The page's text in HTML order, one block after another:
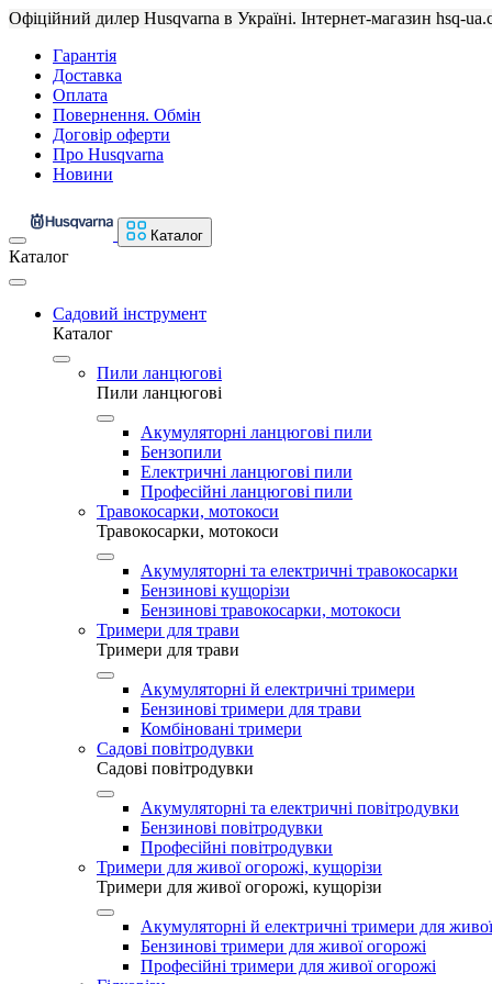
Офіційний дилер Husqvarna в Україні. Інтернет-магазин hsq-
Гарантія
Доставка
Оплата
Повернення. Обмін
Договір оферти
Про Husqvarna
Новини
Каталог
Каталог
Садовий інструмент
Каталог
Пили ланцюгові
Пили ланцюгові
Акумуляторні ланцюгові пили
Бензопили
Електричні ланцюгові пили
Професійні ланцюгові пили
Травокосарки, мотокоси
Травокосарки, мотокоси
Акумуляторні та електричні травокосарки
Бензинові кущорізи
Бензинові травокосарки, мотокоси
Тримери для трави
Тримери для трави
Акумуляторні й електричні тримери
Бензинові тримери для трави
Комбіновані тримери
Садові повітродувки
Садові повітродувки
Акумуляторні та електричні повітродувки
Бензинові повітродувки
Професійні повітродувки
Тримери для живої огорожі, кущорізи
Тримери для живої огорожі, кущорізи
Акумуляторні й електричні тримери для
Бензинові тримери для живої огорожі
Професійні тримери для живої огорожі